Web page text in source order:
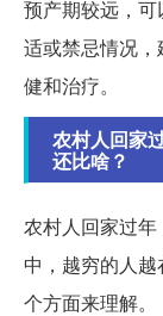
预产期较远，
适或禁忌情况
健和治疗。
农村人回家
还比啥？
农村人回家过
中，越穷的人
个方面来理解。